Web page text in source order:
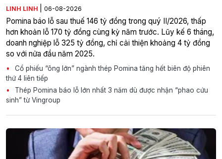
LINH LINH 06-08-2026
Pomina báo lỗ sau thuế 146 tỷ đồng trong quý II/2026, thấp
hơn khoản lỗ 170 tỷ đồng cùng kỳ năm trước. Lũy kế 6 tháng,
doanh nghiệp lỗ 325 tỷ đồng, chỉ cải thiện khoảng 4 tỷ đồng
so với nửa đầu năm 2025.
Cổ phiếu “ông lớn” ngành thép Pomina tăng hết biên độ phiên
thứ 4 liên tiếp
Thép Pomina báo lỗ lớn nhất 3 năm dù được nhận “phao cứu
sinh” từ Vingroup